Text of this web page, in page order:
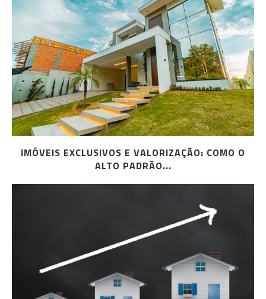
IMÓVEIS EXCLUSIVOS E VALORIZAÇÃO: COMO O
ALTO PADRÃO...